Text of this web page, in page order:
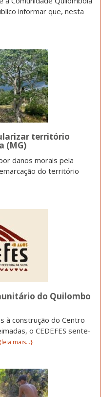
informar que, nesta
território
(MG)
danos morais pela
do território
do Quilombo
à construção do Centro
o CEDEFES sente-
mais...}